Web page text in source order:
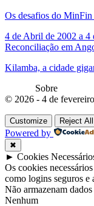
Os desafios do
4 de Abril de 2002 a 4
Reconciliação em
Kilamba, a cidade
Sobre
© 2026 - 4 de
Customize Reject All
Powered by
✖
► Cookies
Os cookies
como logins seguros e
Não armazenam dados
Nenhum